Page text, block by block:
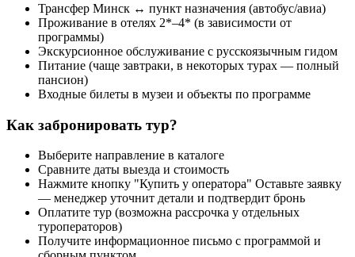
Трансфер Минск ↔ пункт назначения (автобус/авиа)
Проживание в отелях 2*–4* (в зависимости от
программы)
Экскурсионное обслуживание с русскоязычным гидом
Питание (чаще завтраки, в некоторых турах — полный
пансион)
Входные билеты в музеи и объекты по программе
Как забронировать тур?
Выберите направление в каталоге
Сравните даты выезда и стоимость
Нажмите кнопку "Купить у оператора" Оставьте заявку
— менеджер уточнит детали и подтвердит бронь
Оплатите тур (возможна рассрочка у отдельных
туроператоров)
Получите информационное письмо с программой и